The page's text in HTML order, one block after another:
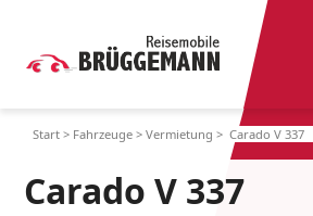
Start > Fahrzeuge >Vermietung > Carado V 337
Carado V 337